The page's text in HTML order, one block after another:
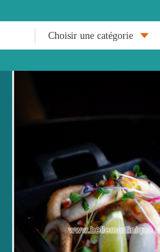
Choisir une catégorie